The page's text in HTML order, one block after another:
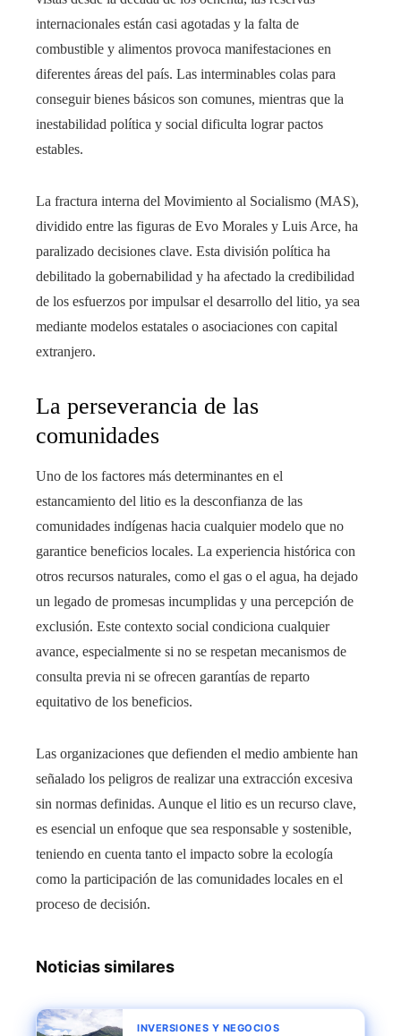
internacionales están casi agotadas y la falta de
combustible y alimentos provoca manifestaciones en
diferentes áreas del país. Las interminables colas para
conseguir bienes básicos son comunes, mientras que la
inestabilidad política y social dificulta lograr pactos
estables.
La fractura interna del Movimiento al Socialismo (MAS),
dividido entre las figuras de Evo Morales y Luis Arce, ha
paralizado decisiones clave. Esta división política ha
debilitado la gobernabilidad y ha afectado la credibilidad
de los esfuerzos por impulsar el desarrollo del litio, ya sea
mediante modelos estatales o asociaciones con capital
extranjero.
La perseverancia de las
comunidades
Uno de los factores más determinantes en el
estancamiento del litio es la desconfianza de las
comunidades indígenas hacia cualquier modelo que no
garantice beneficios locales. La experiencia histórica con
otros recursos naturales, como el gas o el agua, ha dejado
un legado de promesas incumplidas y una percepción de
exclusión. Este contexto social condiciona cualquier
avance, especialmente si no se respetan mecanismos de
consulta previa ni se ofrecen garantías de reparto
equitativo de los beneficios.
Las organizaciones que defienden el medio ambiente han
señalado los peligros de realizar una extracción excesiva
sin normas definidas. Aunque el litio es un recurso clave,
es esencial un enfoque que sea responsable y sostenible,
teniendo en cuenta tanto el impacto sobre la ecología
como la participación de las comunidades locales en el
proceso de decisión.
Noticias similares
INVERSIONES Y NEGOCIOS